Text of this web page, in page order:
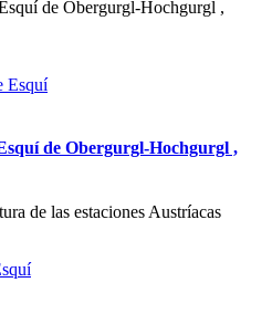
Esquí
de Obergurgl-Hochgurgl ,